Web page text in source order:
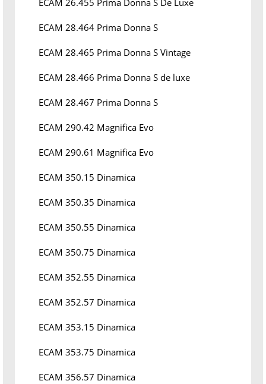
ECAM 26.455 Prima Donna S De Luxe
ECAM 28.464 Prima Donna S
ECAM 28.465 Prima Donna S Vintage
ECAM 28.466 Prima Donna S de luxe
ECAM 28.467 Prima Donna S
ECAM 290.42 Magnifica Evo
ECAM 290.61 Magnifica Evo
ECAM 350.15 Dinamica
ECAM 350.35 Dinamica
ECAM 350.55 Dinamica
ECAM 350.75 Dinamica
ECAM 352.55 Dinamica
ECAM 352.57 Dinamica
ECAM 353.15 Dinamica
ECAM 353.75 Dinamica
ECAM 356.57 Dinamica